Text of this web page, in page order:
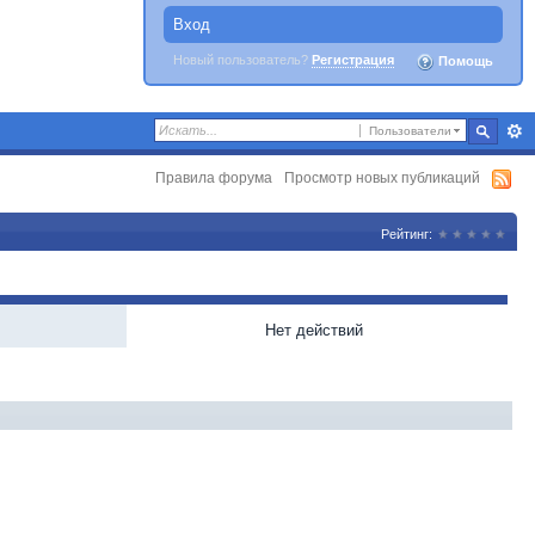
Вход
Новый пользователь? Регистрация Помощь
Пользователи
Правила форума Просмотр новых публикаций
Рейтинг:
Нет действий